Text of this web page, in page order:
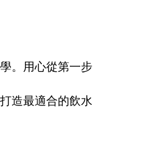
。 用心從第一步
造最適合的飲水